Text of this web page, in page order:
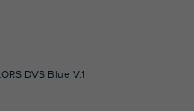
DVS Blue V.1